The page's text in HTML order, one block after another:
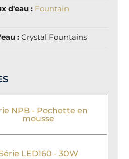
d'eau : Fountain
:Crystal Fountains
NPB - Pochette en
mousse
LED160 - 30W